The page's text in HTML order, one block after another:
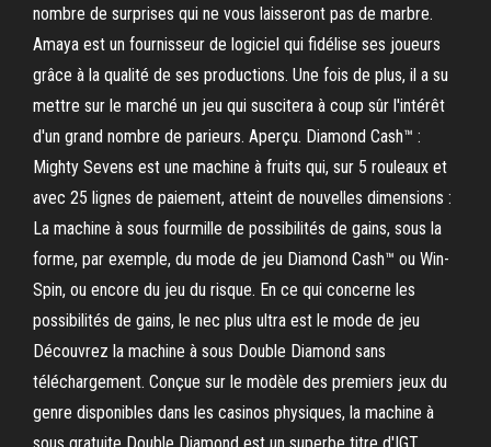
nombre de surprises qui ne vous laisseront pas de marbre.
Amaya est un fournisseur de logiciel qui fidélise ses joueurs
grâce à la qualité de ses productions. Une fois de plus, il a su
mettre sur le marché un jeu qui suscitera à coup sûr l'intérêt
d'un grand nombre de parieurs. Aperçu. Diamond Cash™ :
Mighty Sevens est une machine à fruits qui, sur 5 rouleaux et
avec 25 lignes de paiement, atteint de nouvelles dimensions :
La machine à sous fourmille de possibilités de gains, sous la
forme, par exemple, du mode de jeu Diamond Cash™ ou Win-
Spin, ou encore du jeu du risque. En ce qui concerne les
possibilités de gains, le nec plus ultra est le mode de jeu
Découvrez la machine à sous Double Diamond sans
téléchargement. Conçue sur le modèle des premiers jeux du
genre disponibles dans les casinos physiques, la machine à